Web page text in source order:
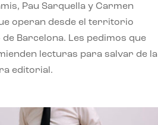
Pau Sarquella y Carmen
operan desde el territorio
de Barcelona. Les pedimos que
lecturas para salvar de la
editorial.